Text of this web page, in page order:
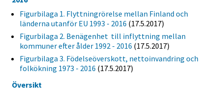
Figurbilaga 1. Flyttningrörelse mellan Finland och
länderna utanför EU 1993 - 2016 (17.5.2017)
Figurbilaga 2. Benägenhet till inflyttning mellan
kommuner efter ålder 1992 - 2016 (17.5.2017)
Figurbilaga 3. Födelseöverskott, nettoinvandring och
folkökning 1973 - 2016 (17.5.2017)
Översikt